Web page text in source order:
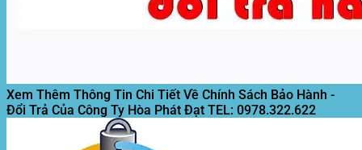
Xem Thêm Thông Tin Chi Tiết Về Chính Sách Bảo Hành -
Đổi Trả Của Công Ty Hòa Phát Đạt TEL: 0978.322.622